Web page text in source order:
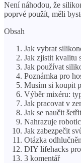
Není náhodou, že
poprvé použít, měli
Obsah
Jak vybrat
Jak zjistit kvalitu
Jak používat
Poznámka pro
Musím si koupit
Výběr mixéru:
Jak pracovat v
Jak se naučit
Nahrazuje
Jak zabezpečit
Otázka
DIY lifehacks
3 komentář